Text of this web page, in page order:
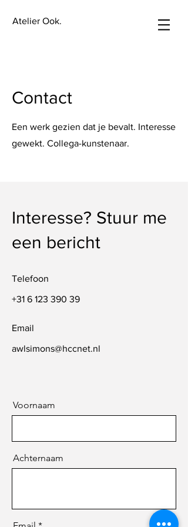
Atelier Ook.
Contact
Een werk gezien dat je bevalt. Interesse
gewekt. Collega-kunstenaar.
Interesse? Stuur me
een bericht
Telefoon
+31 6 123 390 39
Email
awlsimons@hccnet.nl
Voornaam
Achternaam